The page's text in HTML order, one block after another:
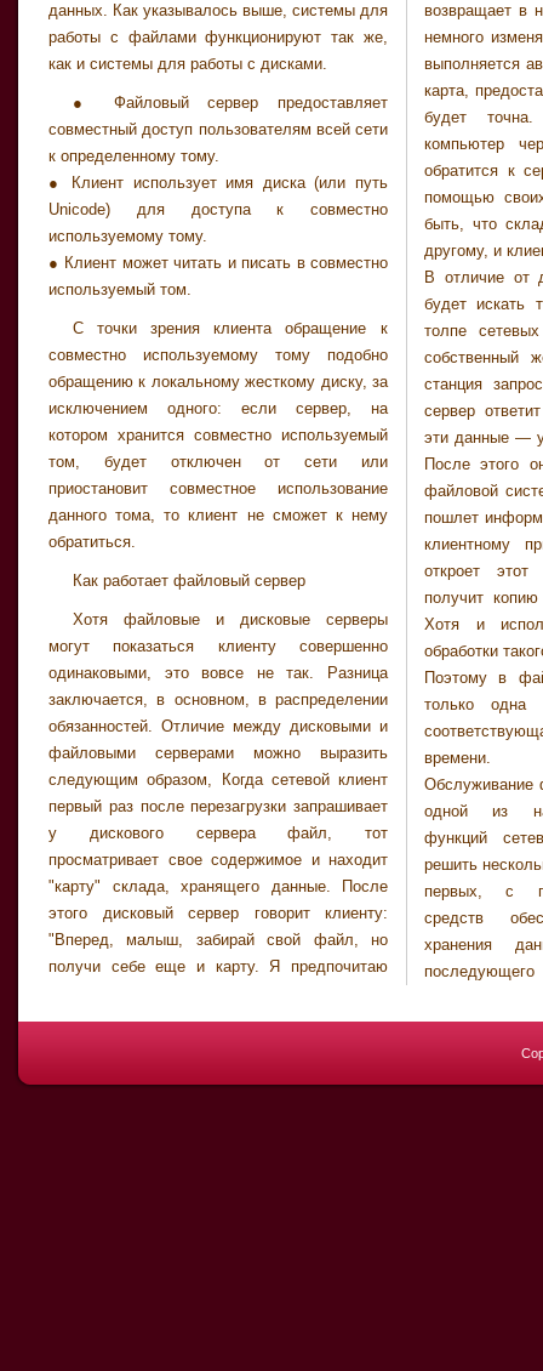
данных. Как указывалось выше, системы для
работы с файлами функционируют так же,
как и системы для работы с дисками.
● Файловый сервер предоставляет
совместный доступ пользователям всей сети
к определенному тому.
● Клиент использует имя диска (или путь
Unicode) для доступа к совместно
используемому тому.
● Клиент может читать и писать в совместно
используемый том.
С точки зрения клиента обращение к
совместно используемому тому подобно
обращению к локальному жесткому диску, за
исключением одного: если сервер, на
котором хранится совместно используемый
том, будет отключен от сети или
приостановит совместное использование
данного тома, то клиент не сможет к нему
обратиться.
Как работает файловый сервер
Хотя файловые и дисковые серверы
могут показаться клиенту совершенно
одинаковыми, это вовсе не так. Разница
заключается, в основном, в распределении
обязанностей. Отличие между дисковыми и
файловыми серверами можно выразить
следующим образом, Когда сетевой клиент
первый раз после перезагрузки запрашивает
у дискового сервера файл, тот
просматривает свое содержимое и находит
"карту" склада, хранящего данные. После
этого дисковый сервер говорит клиенту:
"Вперед, малыш, забирай свой файл, но
получи себе еще и карту. Я предпочитаю
возвращает в
немного
выполняется
карта,
будет
компьютер
обратится к
помощью
быть, что
другому, и
В отличие от
будет искать
толпе
собственный
станция
сервер
эти данные —
После этого
файловой
пошлет
клиентному
откроет
получит копию
Хотя и
обработки
Поэтому в
только одна
времени.
Обслуживание
одной из
функций
решить
первых, с
средств
хранения